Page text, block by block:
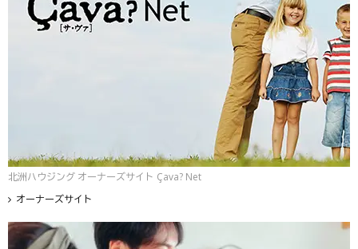
北洲ハウジング オーナーズサイト Çava? Net
オーナーズサイト